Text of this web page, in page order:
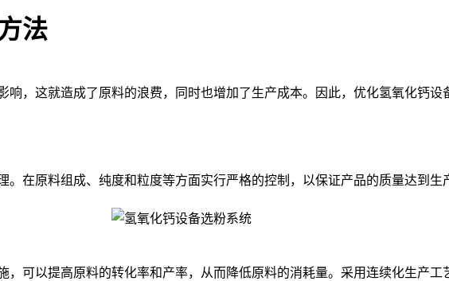
法
这就造成了原料的浪费，同时也增加了生产成本。因此，优化氢氧化钙设
原料组成、纯度和粒度等方面实行严格的控制，以保证产品的质量达到生
以提高原料的转化率和产率，从而降低原料的消耗量。采用连续化生产工